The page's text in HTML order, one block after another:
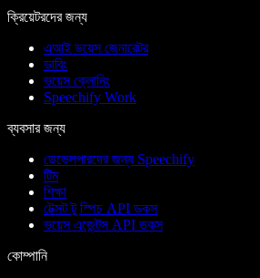
ক্রিয়েটরদের জন্য
এআই ভয়েস জেনারেটর
ডাবিং
ভয়েস ক্লোনিং
Speechify Work
ব্যবসার জন্য
ডেভেলপারদের জন্য Speechify
টিম
শিক্ষা
টেক্সট টু স্পিচ API ডকস
ভয়েস এজেন্টস API ডকস
কোম্পানি